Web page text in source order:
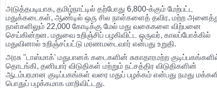
அடுத்தபடியாக, தமிழ்நாட்டில் தற்போது 6,800-க்கும் மேற்பட்ட
மதுக்கடைகள், ஆண்டில் ஒரு சில நாள்களைத் தவிர, மற்ற
நாள்களிலும் 22,000 கோடிக்கு மேல் மது வகைகளை விற்பனை
செய்கின்றன. மதுவை உறிஞ்சிப் பழகிவிட்ட ஒருவர், காலப்போக்கில்
மதுவினால் உறிஞ்சப்பட்டு மரணமடைவார் என்பது உறுதி.
அரசு "டாஸ்மாக்' மதுபானக் கடைகளின் சுகாதாரமற்ற
தொடங்கி, தனியார் விடுதிகள் மற்றும் நட்சத்திர விடுதிகளின்
ஆடம்பரமான குடிப்பகங்கள் வரை மதுப் பழக்கம் என்பது நமது
பொதுப் பழக்கமாக மாறிவிட்டது.